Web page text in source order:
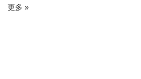
更多 »